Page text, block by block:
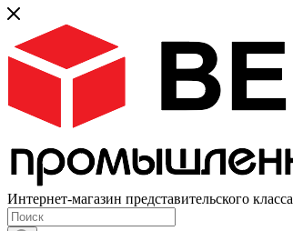
Интернет-магазин представительского класса